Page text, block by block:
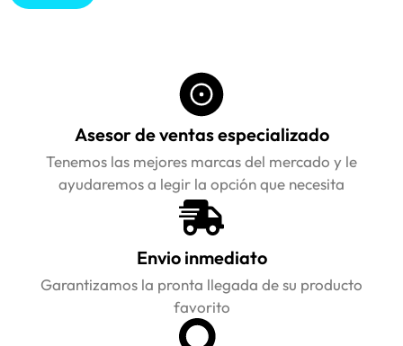
Asesor de ventas especializado
Tenemos las mejores marcas del mercado y le
ayudaremos a legir la opción que necesita
Envio inmediato
Garantizamos la pronta llegada de su producto
favorito